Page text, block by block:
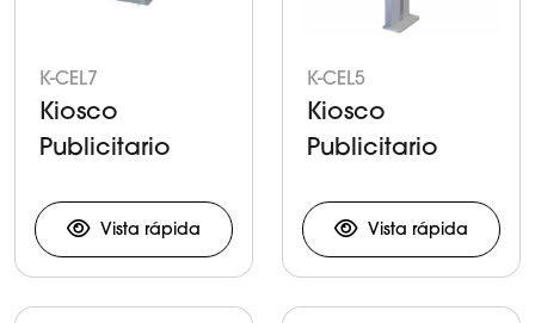
K-CEL7
Kiosco
Publicitario
Celulares y
Tabletas
Vista rápida
K-CEL5
Kiosco
Publicitario
Celulares y
Tabletas
Vista rápida